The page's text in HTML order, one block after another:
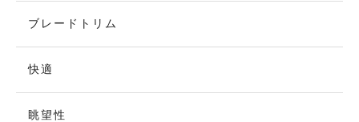
ブレードトリム
快適
眺望性